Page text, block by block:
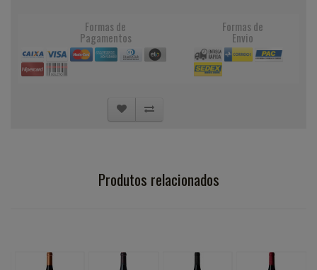
Formas de
Pagamentos
Formas de
Envio
Produtos relacionados